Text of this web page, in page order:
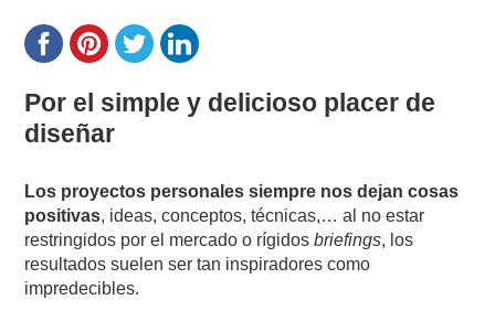
Por el simple y delicioso placer de
diseñar
Los proyectos personales siempre nos dejan cosas
positivas, ideas, conceptos, técnicas,… al no estar
restringidos por el mercado o rígidosbriefings, los
resultados suelen ser tan inspiradores como
impredecibles.